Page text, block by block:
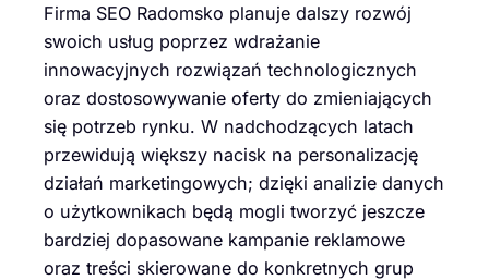
Firma SEO Radomsko planuje dalszy rozwój
swoich usług poprzez wdrażanie
innowacyjnych rozwiązań technologicznych
oraz dostosowywanie oferty do zmieniających
się potrzeb rynku. W nadchodzących latach
przewidują większy nacisk na personalizację
działań marketingowych; dzięki analizie danych
o użytkownikach będą mogli tworzyć jeszcze
bardziej dopasowane kampanie reklamowe
oraz treści skierowane do konkretnych grup